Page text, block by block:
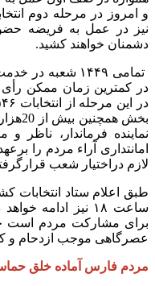
و امروز در مرحله دوم
نیز در عمل به فریضه
دشمنان خواهند کشید.
تمامی ۱۴۴۹
در کمترین زمان ممکن رأی
بخش
نماینده فرماندار، ناظر
امانتداری آراء مردم را
لازم دراختیار شعب
ساعت ۱۸ نیز
برای مشارکت مردم است
عصرگاهی موجب ازدحام و
مردم فارس آماده خلق